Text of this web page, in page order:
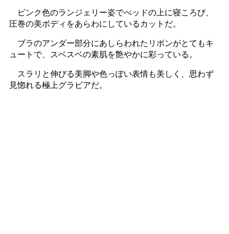
ピンク色のランジェリー姿でべッドの上に寝ころび、
圧巻の美ボディをあらわにしているカットだ。
ブラのアンダー部分にあしらわれたリボンがとてもキ
ュートで、スベスベの素肌を艶やかに彩っている。
スラリと伸びる美脚や色っぽい表情も美しく、思わず
見惚れる極上グラビアだ。